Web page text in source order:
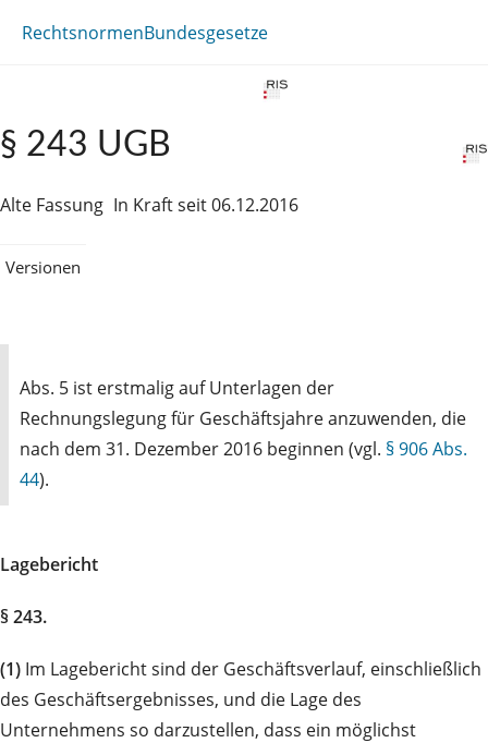
RechtsnormenBundesgesetze
§ 243 UGB
Alte Fassung In Kraft seit 06.12.2016
Versionen
Abs. 5 ist erstmalig auf Unterlagen der
Rechnungslegung für Geschäftsjahre anzuwenden, die
nach dem 31. Dezember 2016 beginnen (vgl. § 906 Abs.
44).
Lagebericht
§ 243.
(1) Im Lagebericht sind der Geschäftsverlauf, einschließlich
des Geschäftsergebnisses, und die Lage des
Unternehmens so darzustellen, dass ein möglichst